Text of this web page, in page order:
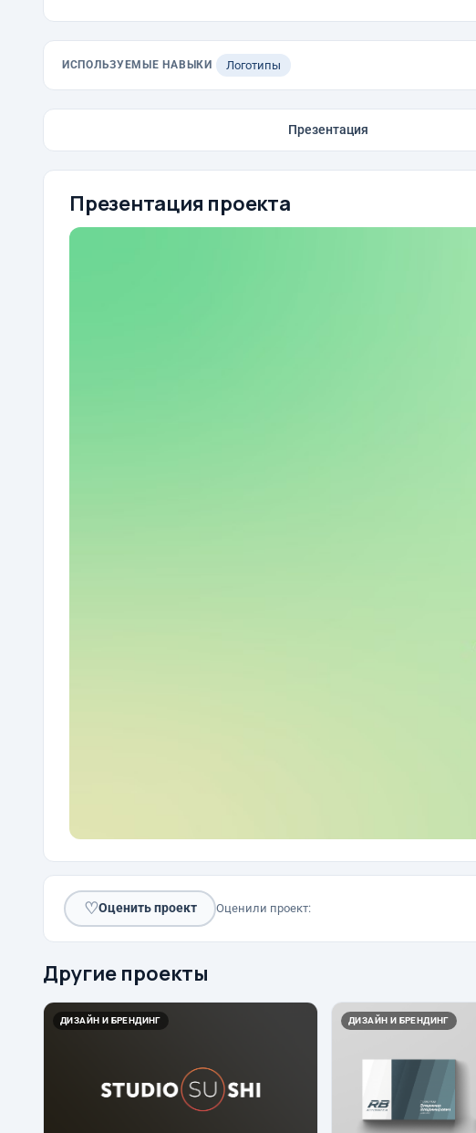
ИСПОЛЬЗУЕМЫЕ НАВЫКИ Логотипы
Презентация
Презентация проекта
♡Оценить проект Оценили проект:
Другие проекты
ДИЗАЙН И БРЕНДИНГ ДИЗАЙН И БРЕНДИНГ